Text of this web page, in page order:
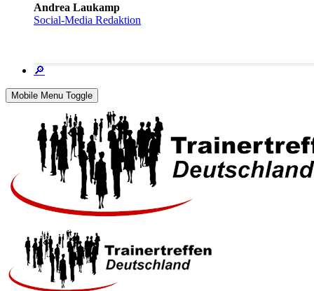
Andrea Laukamp
Social-Media Redaktion
🔎
Mobile Menu Toggle